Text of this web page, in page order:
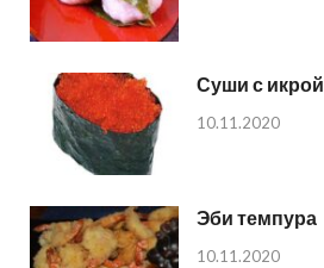
Суши с икрой
10.11.2020
Эби темпура
10.11.2020